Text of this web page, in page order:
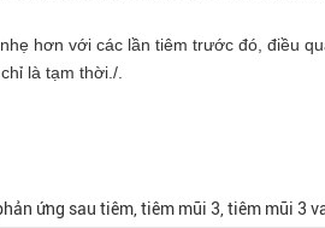
hơn với các lần tiêm trước đó, điều
là tạm thời./.
ứng sau tiêm, tiêm mũi 3, tiêm mũi 3